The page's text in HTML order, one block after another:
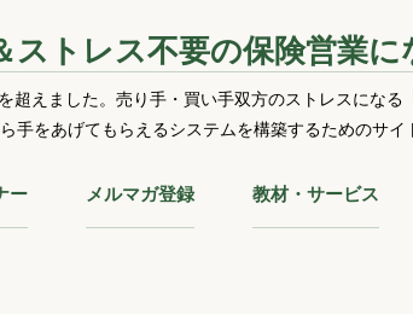
ストレス不要の保険営業に
超えました。売り手・買い手双方のストレスになる
手をあげてもらえるシステムを構築するためのサイ
ー メルマガ登録 教材・サービス